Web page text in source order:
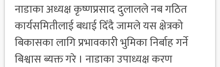
नाडाका अध्यक्ष कृष्णप्रसाद दुलालले नब गठित
कार्यसमितीलाई बधाई दिँदै जामले यस क्षेत्रको
बिकासका लागि प्रभावकारी भुमिका निर्बाह गर्ने
बिश्वास ब्यक्त गरे । नाडाका उपाध्यक्ष करण